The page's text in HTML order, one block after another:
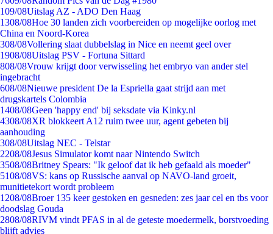
109/08Uitslag AZ - ADO Den Haag
1308/08Hoe 30 landen zich voorbereiden op mogelijke oorlog met
China en Noord-Korea
308/08Vollering slaat dubbelslag in Nice en neemt geel over
1908/08Uitslag PSV - Fortuna Sittard
808/08Vrouw krijgt door verwisseling het embryo van ander stel
ingebracht
608/08Nieuwe president De la Espriella gaat strijd aan met
drugskartels Colombia
1408/08Geen 'happy end' bij seksdate via Kinky.nl
4308/08XR blokkeert A12 ruim twee uur, agent gebeten bij
aanhouding
308/08Uitslag NEC - Telstar
2208/08Jesus Simulator komt naar Nintendo Switch
3508/08Britney Spears: "Ik geloof dat ik heb gefaald als moeder"
5108/08VS: kans op Russische aanval op NAVO-land groeit,
munitietekort wordt probleem
1208/08Broer 135 keer gestoken en gesneden: zes jaar cel en tbs voor
doodslag Gouda
2808/08RIVM vindt PFAS in al de geteste moedermelk, borstvoeding
blijft advies